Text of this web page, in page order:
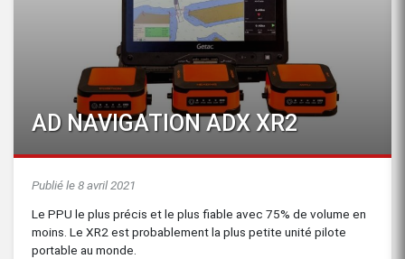
AD NAVIGATION ADX XR2
Publié le 8 avril 2021
Le PPU le plus précis et le plus fiable avec 75% de volume en
moins. Le XR2 est probablement la plus petite unité pilote
portable au monde.